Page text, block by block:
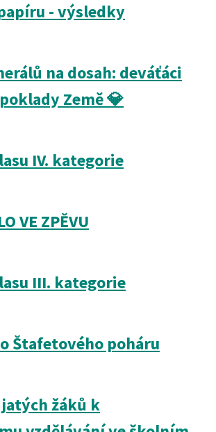
- výsledky
na dosah: deváťáci
Země 💎
IV. kategorie
VE ZPĚVU
III. kategorie
Štafetového poháru
žáků k